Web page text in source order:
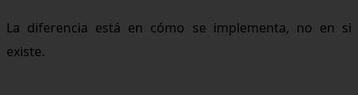
La diferencia está en cómo se implementa, no en si
existe.